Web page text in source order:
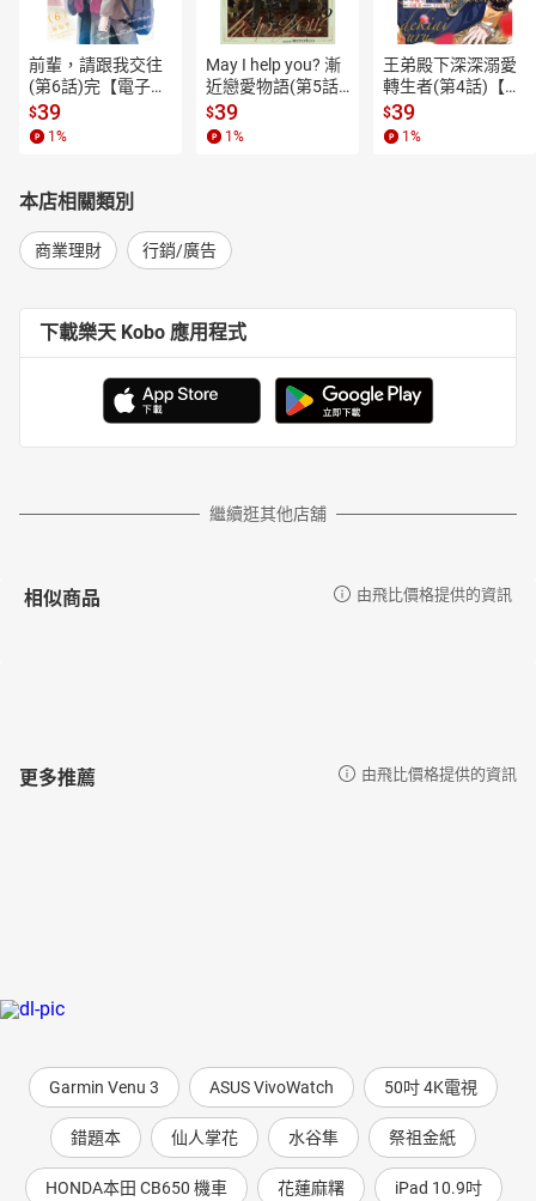
前輩，請跟我交往
(第6話)完【電子
書】
$39
1 %
May I help you? 漸
近戀愛物語(第5話)
【電子書】
$39
1 %
王弟殿下深深溺愛
轉生者(第4話)【電
子書】
$39
1 %
本店相關類別
商業理財 行銷/廣告
下載樂天 Kobo 應用程式
繼續逛其他店舖
相似商品 由飛比價格提供的資訊
更多推薦 由飛比價格提供的資訊
Garmin Venu 3 ASUS VivoWatch 50吋 4K電視
錯題本 仙人掌花 水谷隼 祭祖金紙
HONDA本田 CB650 機車 花蓮麻糬 iPad 10.9吋